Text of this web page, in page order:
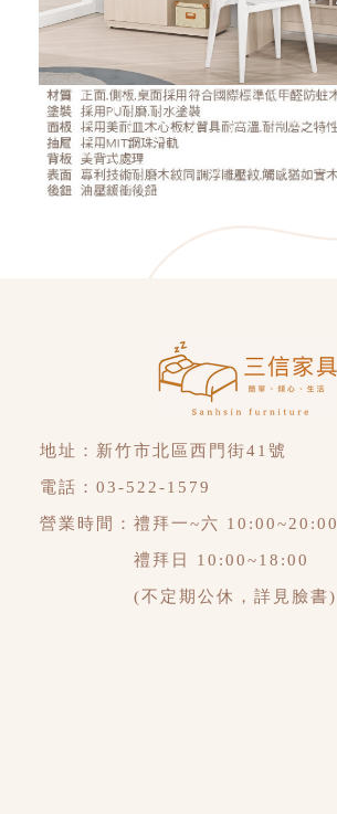
地址： 新竹市北區西門街41號
電話：03-522-1579
營業時間：禮拜一~六 10:00~20:00
禮拜日 10:00~18:00
(不定期公休，詳見臉書)